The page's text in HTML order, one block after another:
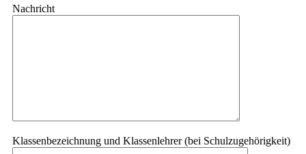
Nachricht
Klassenbezeichnung und Klassenlehrer (bei Schulzugehörigkeit)